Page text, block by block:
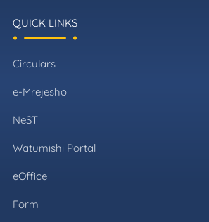
QUICK LINKS
Circulars
e-Mrejesho
NeST
Watumishi Portal
eOffice
Form